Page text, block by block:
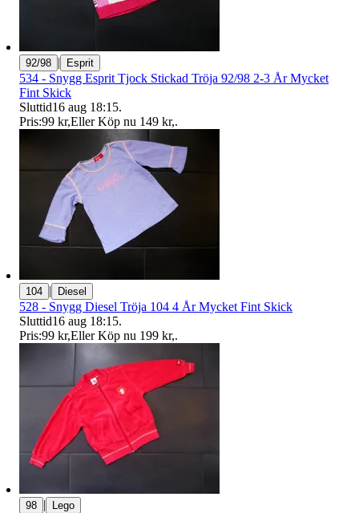
92/98 | Esprit
534 - Snygg Esprit Tjock Stickad Tröja 92/98 2-3 År Mycket
Fint Skick
Sluttid16 aug 18:15.
Pris:99 kr,Eller Köp nu 149 kr,.
104 | Diesel
528 - Snygg Diesel Tröja 104 4 År Mycket Fint Skick
Sluttid16 aug 18:15.
Pris:99 kr,Eller Köp nu 199 kr,.
98 | Lego